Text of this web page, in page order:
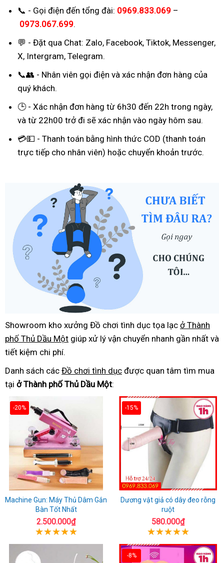
📞 - Gọi điện đến tổng đài: 0969.833.069 –
0973.067.699.
💬 - Đặt qua Chat: Zalo, Facebook, Tiktok, Messenger,
X, Intergram, Telegram.
📞👥 - Nhân viên gọi điện và xác nhận đơn hàng của
quý khách.
🕒 - Xác nhận đơn hàng từ 6h30 đến 22h trong ngày,
và từ 22h00 trở đi sẽ xác nhận vào ngày hôm sau.
💳💵 - Thanh toán bằng hình thức COD (thanh toán
trực tiếp cho nhân viên) hoặc chuyển khoản trước.
Showroom kho xưởng Đồ chơi tình dục tọa lạc ở Thành
phố Thủ Dầu Một giúp xử lý vận chuyển nhanh gần nhất và
tiết kiệm chi phí.
Danh sách các Đồ chơi tình dục được quan tâm tìm mua
tại ở Thành phố Thủ Dầu Một:
-20%
Machine Gun: Máy Thủ Dâm Gắn
Bàn Tốt Nhất
2.500.000₫
-15%
Dương vật giả có dây đeo rỗng
ruột
580.000₫
-8%